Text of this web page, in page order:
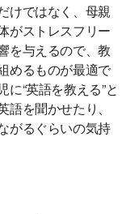
けではなく、母親
がストレスフリー
を与えるので、教
めるものが最適で
“英語を教える”と
を聞かせたり、
がるぐらいの気持